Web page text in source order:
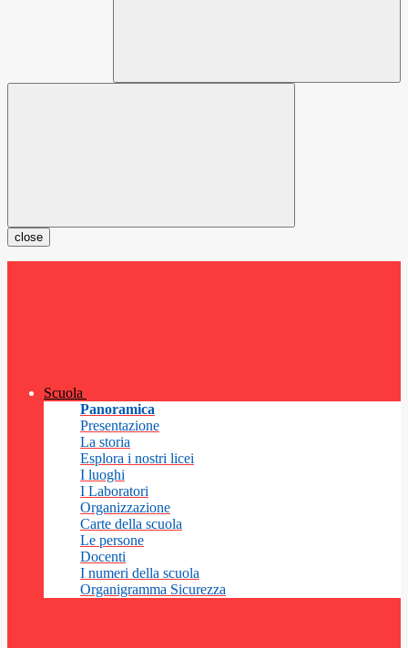
close
Scuola
Panoramica
Presentazione
La storia
Esplora i nostri licei
I luoghi
I Laboratori
Organizzazione
Carte della scuola
Le persone
Docenti
I numeri della scuola
Organigramma Sicurezza